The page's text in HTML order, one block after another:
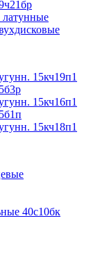
15кч19п1
15кч16п1
15кч18п1
40с10бк